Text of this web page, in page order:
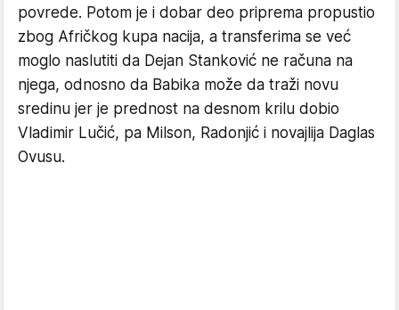
povrede. Potom je i dobar deo priprema propustio
zbog Afričkog kupa nacija, a transferima se već
moglo naslutiti da Dejan Stanković ne računa na
njega, odnosno da Babika može da traži novu
sredinu jer je prednost na desnom krilu dobio
Vladimir Lučić, pa Milson, Radonjić i novajlija Daglas
Ovusu.